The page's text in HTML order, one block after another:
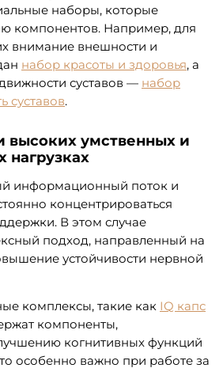
наборы, которые
компонентов. Например, для
внимание внешности и
набор красоты и здоровья, а
суставов — набор
суставов.
высоких умственных и
нагрузках
информационный поток и
концентрироваться
В этом случае
подход, направленный на
устойчивости нервной
комплексы, такие как IQ капс
компоненты,
когнитивных функций
особенно важно при работе за